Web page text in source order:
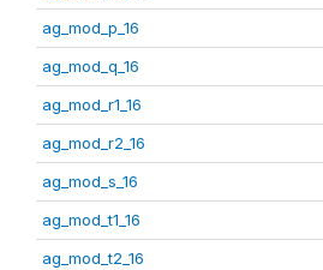
ag_mod_p_16
ag_mod_q_16
ag_mod_r1_16
ag_mod_r2_16
ag_mod_s_16
ag_mod_t1_16
ag_mod_t2_16